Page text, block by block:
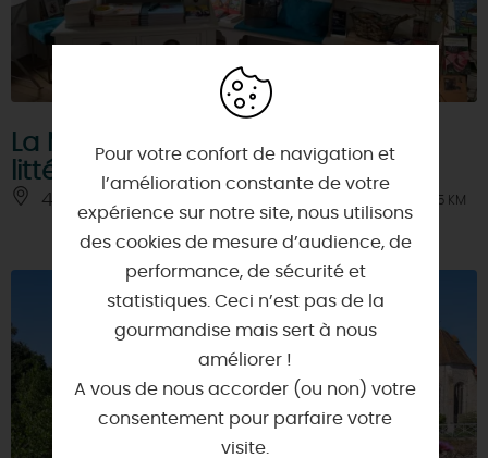
La Maison prodigieuse - Auberge
littéraire
45230 - MONTBOUY À 5 KM
Pour votre confort de navigation et
l’amélioration constante de votre
expérience sur notre site, nous utilisons
des cookies de mesure d’audience, de
performance, de sécurité et
statistiques. Ceci n’est pas de la
gourmandise mais sert à nous
améliorer !
A vous de nous accorder (ou non) votre
consentement pour parfaire votre
visite.